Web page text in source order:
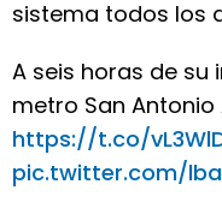
sistema todos los
A seis horas de su
metro San
https://t.co/
pic.twitter.com/